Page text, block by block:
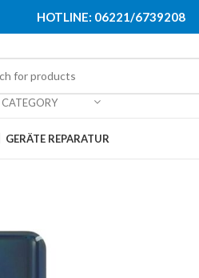
HOTLINE: 06221/6739208
CATEGORY
GERÄTE REPARATUR